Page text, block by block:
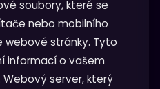
soubory, které se
nebo mobilního
webové stránky. Tyto
informací o vašem
server, který